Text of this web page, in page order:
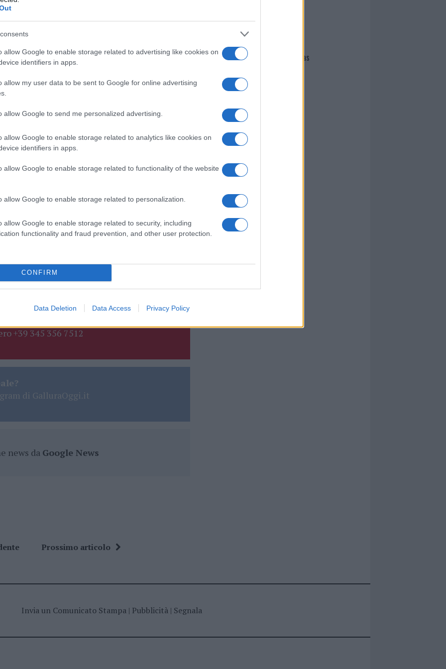
allow Google to enable storage related to advertising like cookies on
identifiers in apps.
allow my user data to be sent to Google for online advertising
allow Google to send me personalized advertising.
allow Google to enable storage related to analytics like cookies on
identifiers in apps.
allow Google to enable storage related to functionality of the website
allow Google to enable storage related to personalization.
allow Google to enable storage related to security, including
functionality and fraud prevention, and other user protection.
CONFIRM
Data Deletion Data Access Privacy Policy
respirata
e accumularsi in diversi organi. Tra
a differenza di altri organi come il fegato
i nostri progetti di ricerca vogliamo capire
e microplastiche e come proteggere le
qui
nella sezione
Sardegna
Plastic Free Oristano
i tuoi video e le tue foto
+39 345 356 7512
di GalluraOggi.it
news da Google News
Prossimo articolo
Giovannimaria Cabras
Invia un Comunicato Stampa| Pubblicità| Segnala